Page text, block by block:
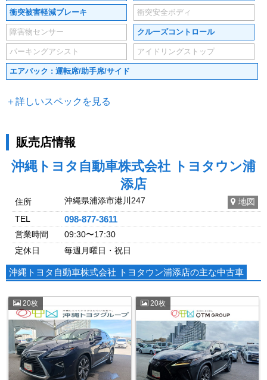
衝突被害軽減ブレーキ 衝突安全ボディ
障害物センサー クルーズコントロール
パーキングアシスト アイドリングストップ
エアバック : 運転席/助手席/サイド
＋詳しいスペックを見る
販売店情報
沖縄トヨタ自動車株式会社 トヨタウン浦
添店
住所 沖縄県浦添市港川247
地図
TEL
098-877-3611
営業時間
09:30〜17:30
定休日
毎週月曜日・祝日
沖縄トヨタ自動車株式会社 トヨタウン浦添店の主な中古車
20枚 20枚